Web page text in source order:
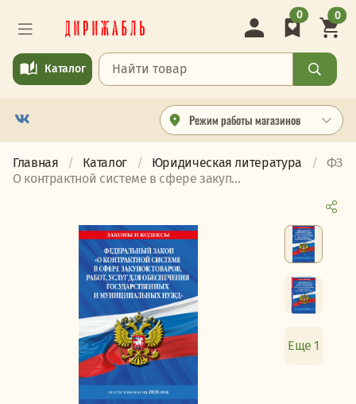
Режим работы магазинов
Каталог
0 0
Главная Каталог Юридическая литература
ФЗ
О контрактной системе в сфере закуп...
Еще 1